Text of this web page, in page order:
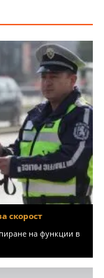
скорост
на функции в